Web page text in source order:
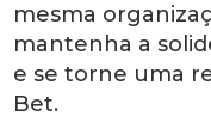
mesma
mantenha a
e se torne uma
Bet.